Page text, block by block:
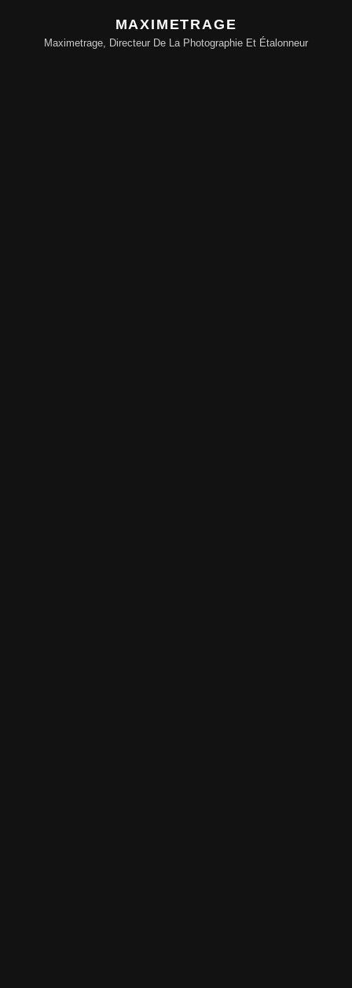
MAXIMETRAGE
Maximetrage, Directeur De La Photographie Et Étalonneur